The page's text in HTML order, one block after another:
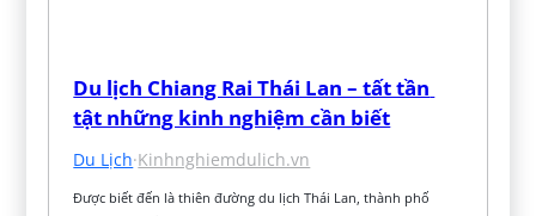
Du lịch Chiang Rai Thái Lan – tất tần
tật những kinh nghiệm cần biết
Du Lịch·Kinhnghiemdulich.vn
Được biết đến là thiên đường du lịch Thái Lan, thành phố